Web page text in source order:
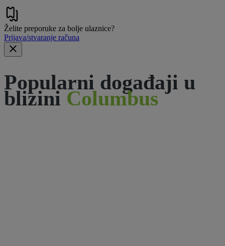
Želite preporuke za bolje ulaznice?
Prijava/stvaranje računa
Popularni događaji u
blizini Columbus